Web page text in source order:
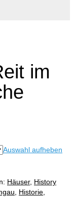
im
Auswahl aufheben
Häuser, History
Historie